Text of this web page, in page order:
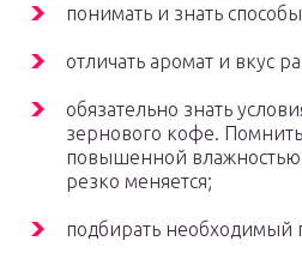
понимать и знать
отличать аромат и вкус
обязательно знать
зернового кофе.
повышенной
резко меняется;
подбирать необходимый